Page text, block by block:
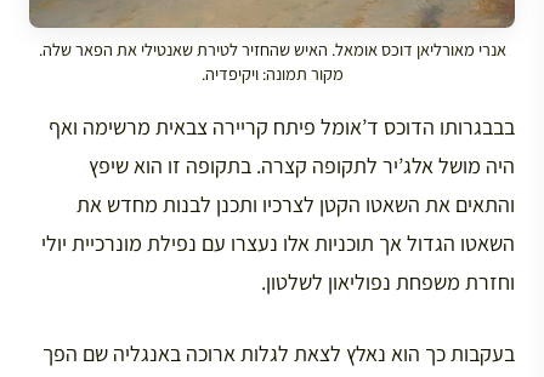
אנרי מאורליאן דוכס אומאל. האיש שהחזיר לטירת שאנטילי את הפאר שלה.
מקור תמונה: ויקיפדיה.
בבבגרותו הדוכס ד’אומל פיתח קריירה צבאית מרשימה ואף
היה מושל אלג’יר לתקופה קצרה. בתקופה זו הוא שיפץ
והתאים את השאטו הקטן לצרכיו ותכנן לבנות מחדש את
השאטו הגדול אך תוכניות אלו נעצרו עם נפילת מונרכיית יולי
וחזרת משפחת נפוליאון לשלטון.
בעקבות כך הוא נאלץ לצאת לגלות ארוכה באנגליה שם הפך